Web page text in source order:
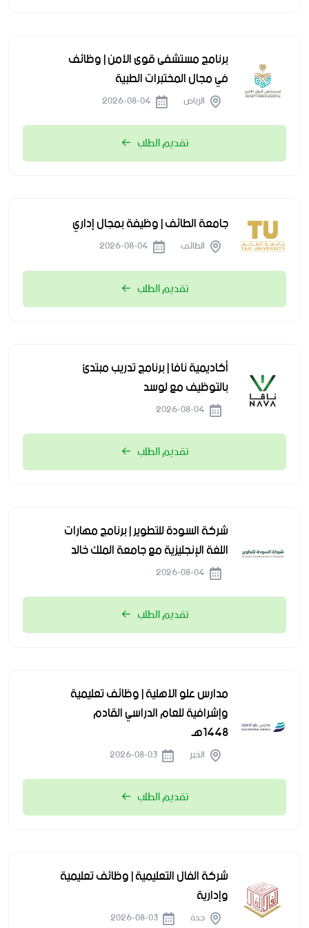
برنامج مستشفى قوى الأمن | وظائف
في مجال المختبرات الطبية
الرياض
تقديم الطلب
جامعة الطائف | وظيفة بمجال إداري
الطائف
تقديم الطلب
أكاديمية نافا | برنامج تدريب مبتدئ
بالتوظيف مع لوسد
تقديم الطلب
شركة السودة للتطوير | برنامج مهارات
اللغة الإنجليزية مع جامعة الملك خالد
تقديم الطلب
مدارس علو الأهلية | وظائف تعليمية
وإشرافية للعام الدراسي القادم
1448هـ
الخبر
تقديم الطلب
شركة الفال التعليمية | وظائف تعليمية
وإدارية
جدة